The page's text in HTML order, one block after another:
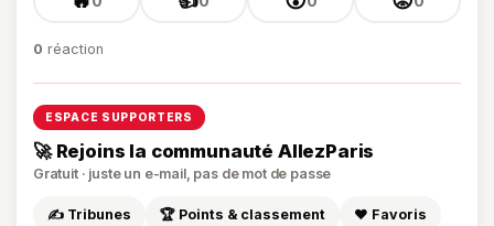
0 réaction
ESPACE SUPPORTERS
🚀 Rejoins la communauté AllezParis
Gratuit · juste un e-mail, pas de mot de passe
✍️ Tribunes 🏆 Points & classement ❤️ Favoris